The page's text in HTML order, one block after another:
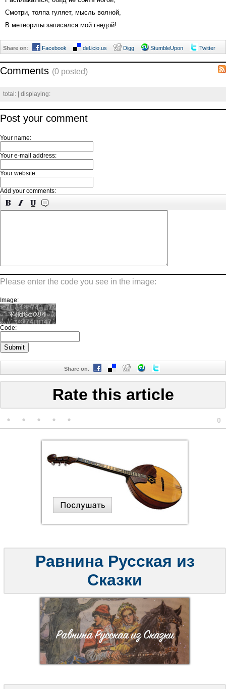
Смотри, толпа гуляет, мысль волной,
В метеориты записался мой гнедой!
Share on: Facebook del.icio.us Digg StumbleUpon Twitter
Comments (0 posted)
total: | displaying:
Post your comment
Your name:
Your e-mail address:
Your website:
Add your comments:
Please enter the code you see in the image:
Image:
Code:
Share on:
Rate this article
0
Равнина Русская из
Сказки